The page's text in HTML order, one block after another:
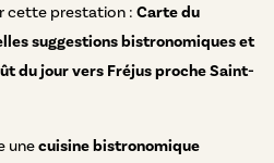
cette prestation :Carte du
suggestions bistronomiques et
du jour vers Fréjus proche Saint-
unecuisine bistronomique